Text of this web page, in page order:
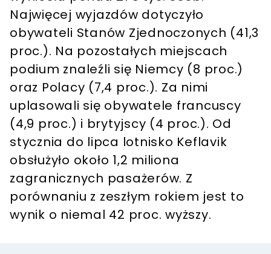
Najwięcej wyjazdów dotyczyło
obywateli Stanów Zjednoczonych (41,3
proc.). Na pozostałych miejscach
podium znaleźli się Niemcy (8 proc.)
oraz Polacy (7,4 proc.). Za nimi
uplasowali się obywatele francuscy
(4,9 proc.) i brytyjscy (4 proc.). Od
stycznia do lipca lotnisko Keflavik
obsłużyło około 1,2 miliona
zagranicznych pasażerów. Z
porównaniu z zeszłym rokiem jest to
wynik o niemal 42 proc. wyższy.